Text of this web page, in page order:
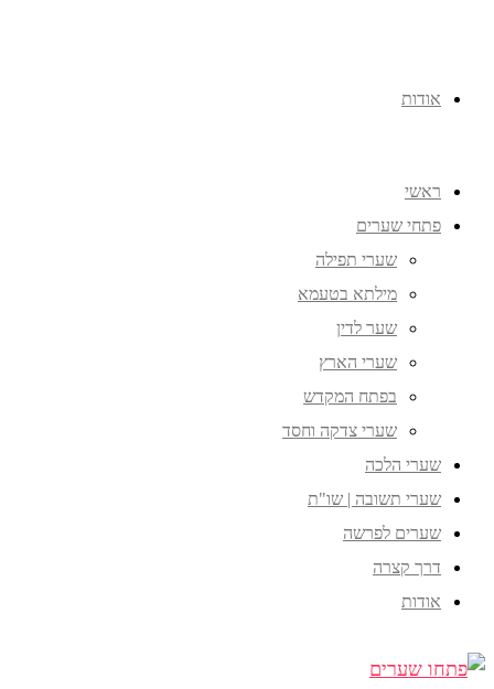
אודות
ראשי
פתחי שערים
שערי תפילה
מילתא בטעמא
שער לדין
שערי הארץ
בפתח המקדש
שערי צדקה וחסד
שערי הלכה
שערי תשובה | שו"ת
שערים לפרשה
דרך קצרה
אודות